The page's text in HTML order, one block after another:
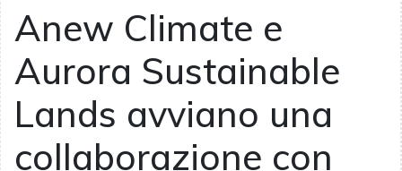
Anew Climate e
Aurora Sustainable
Lands avviano una
collaborazione con